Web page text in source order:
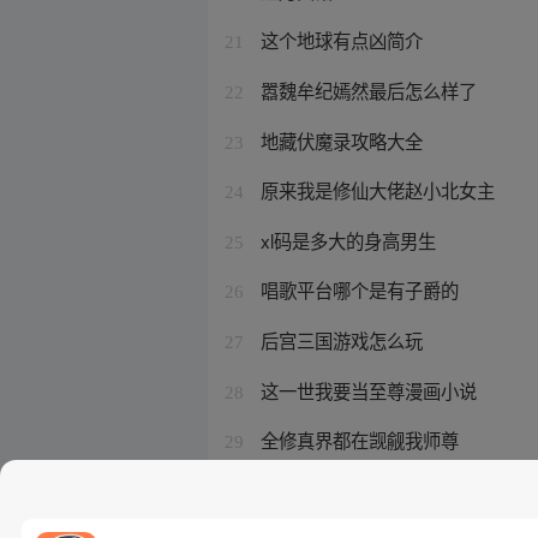
21 这个地球有点凶简介
22 嚣魏牟纪嫣然最后怎么样了
23 地藏伏魔录攻略大全
24 原来我是修仙大佬赵小北女主
25 xl码是多大的身高男生
26 唱歌平台哪个是有子爵的
27 后宫三国游戏怎么玩
28 这一世我要当至尊漫画小说
29 全修真界都在觊觎我师尊